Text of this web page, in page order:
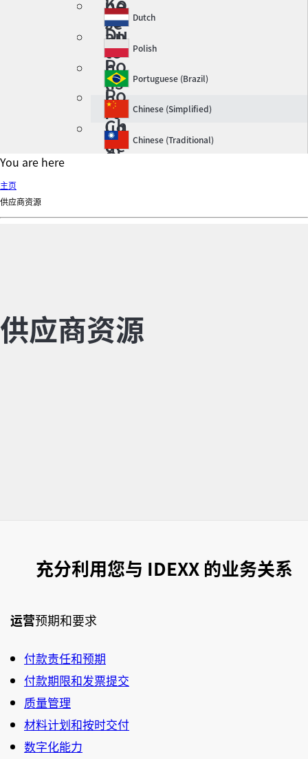
ne
se
re
an
Du
tc
h
Dutch
Po
lis
h
Polish
Po
rt
ug
ue
se
zil
Portuguese (Brazil)
Ch
in
es
pli
Chinese (Simplified)
Ch
(Tr
Chinese (Traditional)
You are here
主页
供应商资源
供应商资源
充分利用您与 IDEXX 的业务关系
运营预期和要求
付款责任和预期
付款期限和发票提交
质量管理
材料计划和按时交付
数字化能力